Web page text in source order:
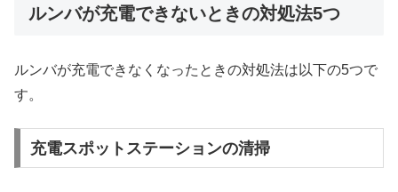
ルンバが充電できないときの対処法5つ
ルンバが充電できなくなったときの対処法は以下の5つで
す。
充電スポットステーションの清掃